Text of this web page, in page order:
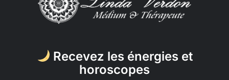
Recevez les énergies et
horoscopes